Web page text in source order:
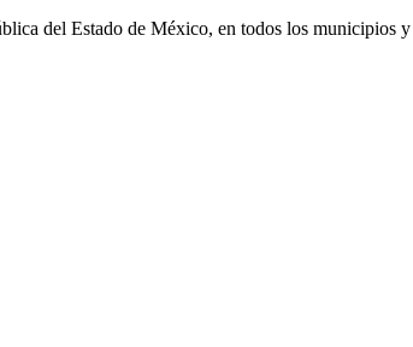
del Estado de México, en todos los municipios